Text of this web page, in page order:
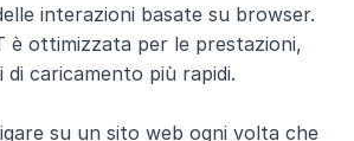
interazioni basate su browser.
è ottimizzata per le prestazioni,
caricamento più rapidi.
su un sito web ogni volta che